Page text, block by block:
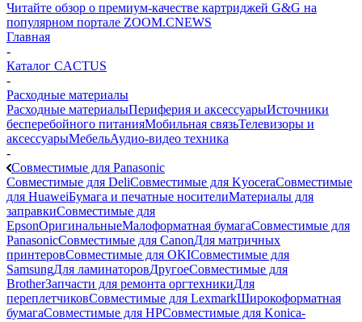
Читайте обзор о премиум-качестве картриджей G&G на
популярном портале ZOOM.CNEWS
Главная
-
Каталог CACTUS
-
Расходные материалы
Расходные материалыПериферия и аксессуарыИсточники
бесперебойного питанияМобильная связьТелевизоры и
аксессуарыМебельАудио-видео техника
-
Совместимые для Panasonic
Совместимые для DeliСовместимые для KyoceraСовместимые
для HuaweiБумага и печатные носителиМатериалы для
заправкиСовместимые для
EpsonОригинальныеМалоформатная бумагаСовместимые для
PanasonicСовместимые для CanonДля матричных
принтеровСовместимые для OKIСовместимые для
SamsungДля ламинаторовДругоеСовместимые для
BrotherЗапчасти для ремонта оргтехникиДля
переплетчиковСовместимые для LexmarkШирокоформатная
бумагаСовместимые для HPСовместимые для Konica-